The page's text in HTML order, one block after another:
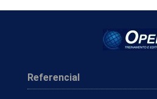
Referencial